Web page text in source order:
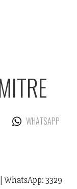
WHATSAPP
WhatsApp: 3329